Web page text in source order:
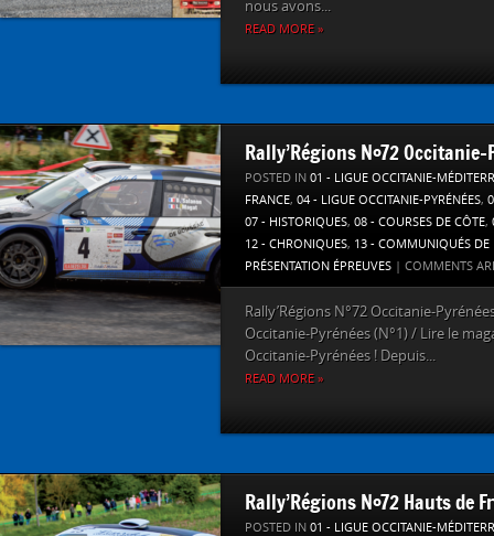
nous avons...
READ MORE »
Rally’Régions N°72 Occitanie-
POSTED IN 01 - LIGUE OCCITANIE-
FRANCE, 04 - LIGUE OCCITANIE-PYRÉNÉES,
07 - HISTORIQUES, 08 - COURSES DE CÔTE,
12 - CHRONIQUES, 13 - COMMUNIQUÉS DE
PRÉSENTATION ÉPREUVES | COMMENTS
Rally’Régions N°72 Occitanie-
Occitanie-Pyrénées (N°1) / Lire le
Occitanie-Pyrénées ! Depuis...
READ MORE »
Rally’Régions N°72 Hauts de
POSTED IN 01 - LIGUE OCCITANIE-